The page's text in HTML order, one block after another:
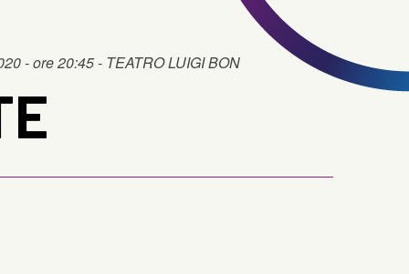
- ore 20:45 - TEATRO LUIGI BON